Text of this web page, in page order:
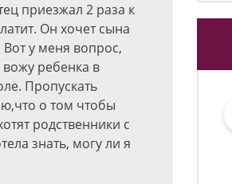
приезжал 2 раза к
Он хочет сына
Вот у меня вопрос,
вожу ребенка в
Пропускать
о том чтобы
родственники с
знать, могу ли я